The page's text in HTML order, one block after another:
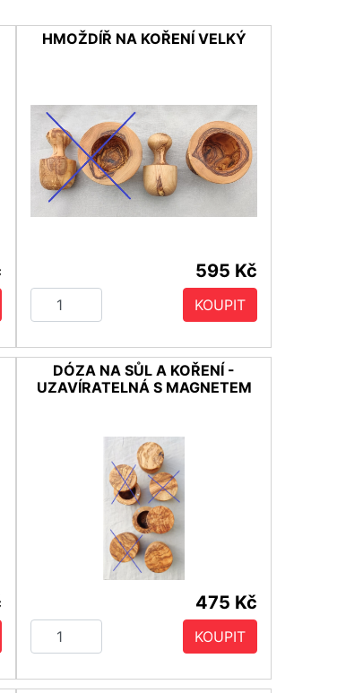
HMOŽDÍŘ NA KOŘENÍ VELKÝ
595 Kč
KOUPIT
DÓZA NA SŮL A KOŘENÍ -
UZAVÍRATELNÁ S MAGNETEM
475 Kč
KOUPIT